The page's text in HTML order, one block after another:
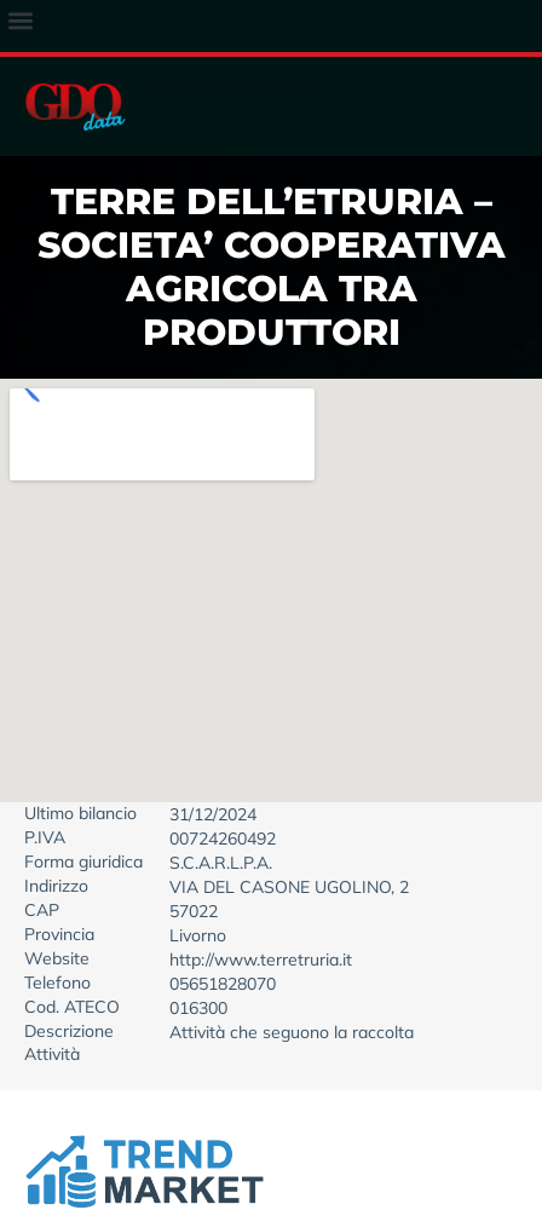
TERRE DELL’ETRURIA –
SOCIETA’ COOPERATIVA
AGRICOLA TRA
PRODUTTORI
Ultimo bilancio
31/12/2024
P.IVA
00724260492
Forma giuridica
S.C.A.R.L.P.A.
Indirizzo
VIA DEL CASONE UGOLINO, 2
CAP
57022
Provincia
Livorno
Website
http://www.terretruria.it
Telefono
05651828070
Cod. ATECO
016300
Descrizione
Attività
Attività che seguono la raccolta